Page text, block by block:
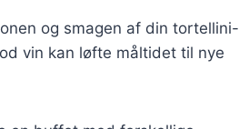
og smagen af din tortellini-
vin kan løfte måltidet til nye